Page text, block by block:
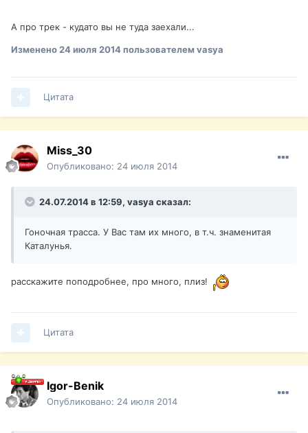
А про трек - кудато вы не туда заехали...
Изменено24 июля 2014пользователем vasya
Цитата
Miss_30
Опубликовано: 24 июля 2014
24.07.2014 в 12:59, vasya сказал:
Гоночная трасса. У Вас там их много, в т.ч. знаменитая
Каталунья.
расскажите поподробнее, про много, плиз!
Цитата
Igor-Benik
Опубликовано: 24 июля 2014